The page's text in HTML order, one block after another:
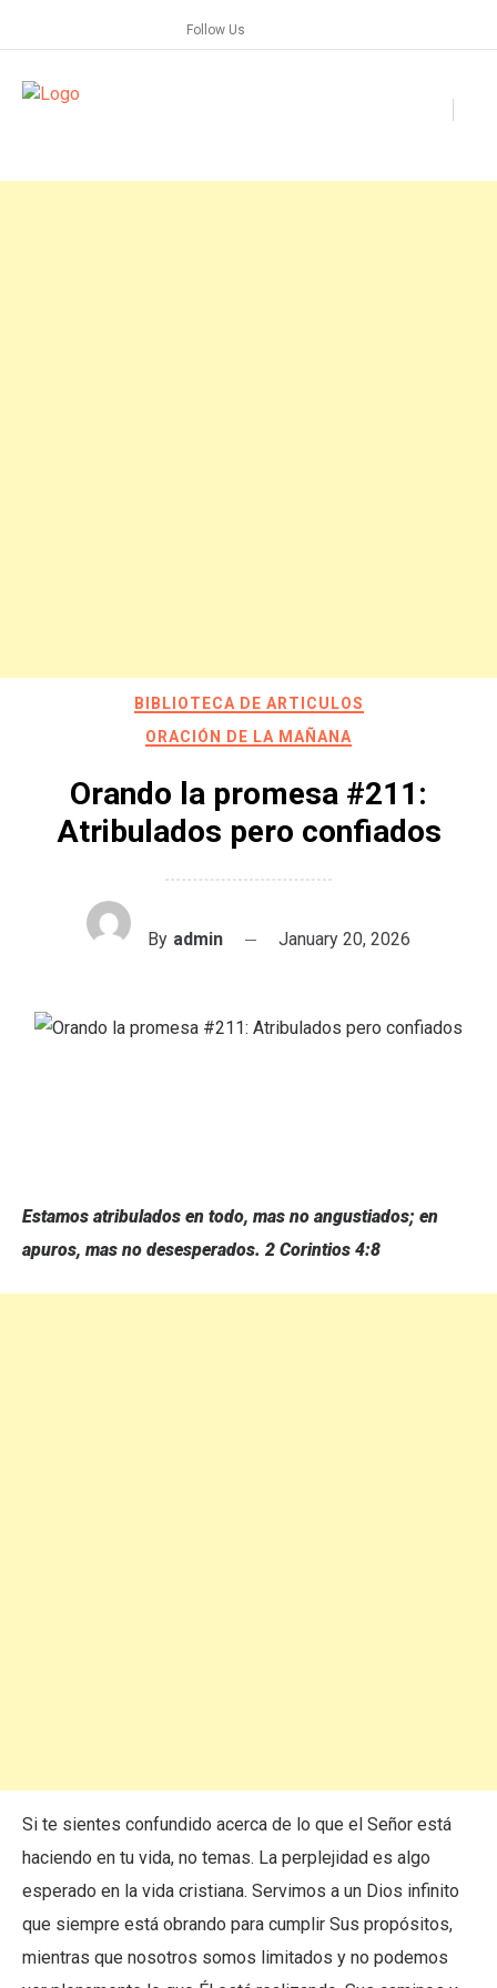
Follow Us
BIBLIOTECA DE ARTICULOS
ORACIÓN DE LA MAÑANA
Orando la promesa #211:
Atribulados pero confiados
By admin January 20, 2026
Estamos atribulados en todo, mas no angustiados; en
apuros, mas no desesperados. 2 Corintios 4:8
Si te sientes confundido acerca de lo que el Señor está
haciendo en tu vida, no temas. La perplejidad es algo
esperado en la vida cristiana. Servimos a un Dios infinito
que siempre está obrando para cumplir Sus propósitos,
mientras que nosotros somos limitados y no podemos